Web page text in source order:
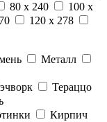
80 x 240
100 x
120 x 278
Металл
Тераццо
Кирпич